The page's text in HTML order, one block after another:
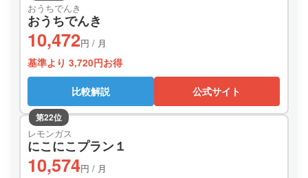
おうちでんき
おうちでんき
10,472円 / 月
基準より 3,720円お得
比較解説 公式サイト
第22位
レモンガス
にこにこプラン１
10,574円 / 月